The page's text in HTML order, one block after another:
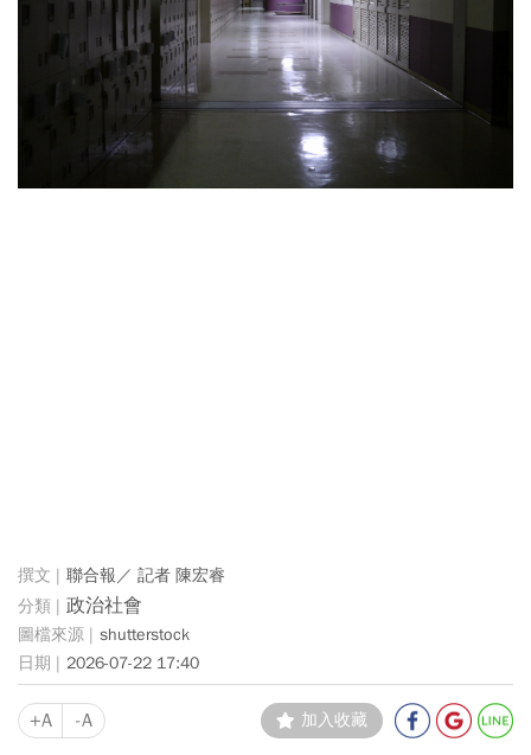
聯合報／ 記者 陳宏睿
政治社會
shutterstock
2026-07-22 17:40
+A -A 加入收藏